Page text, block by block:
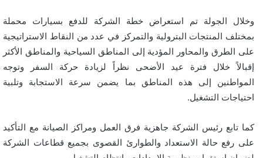
وخلال الجولة تم استعراض خطة الشركة للدفع بسيارات محملة
بمختلف المنتجات البترولية والتمركز في عدد من النقاط الاستراتيجية
على الطرق والمحاور المؤدية إلى المناطق السياحية والمناطق الأكثر
إقبالاً خلال فترة عيد الأضحى نظراً لزيادة حركة السفر وتوجه
المواطنين إلى هذه المناطق بما يضمن سرعة الاستجابة وتلبية
احتياجات التشغيل.
كما تابع رئيس الشركة جاهزية فرق العمل ومراكز الصيانة مع التأكيد
على رفع حالة الاستعداد والطوارئ القصوى بجميع قطاعات الشركة